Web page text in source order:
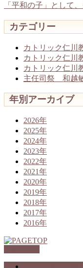
「平和の子」として
カテゴリー
カトリック仁川
カトリック仁川
カトリック仁川
主任司祭 和越
年別アーカイブ
2026年
2025年
2024年
2023年
2022年
2021年
2020年
2019年
2018年
2017年
2016年